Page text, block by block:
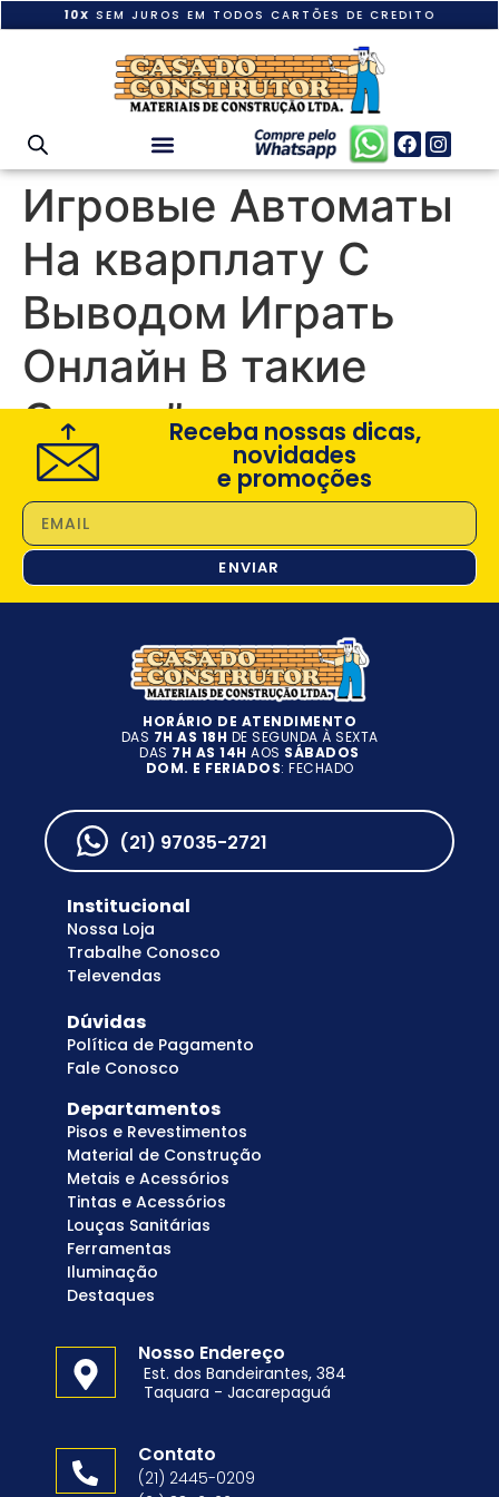
10X SEM JUROS EM TODOS CARTÕES DE CREDITO
Игровые Автоматы
На кварплату С
Выводом Играть
Онлайн В такие
Слоты”Receba nossas dicas,
novidades
e promoções
ENVIAR
HORÁRIO DE ATENDIMENTO
DAS 7H AS 18H DE SEGUNDA À SEXTA
DAS 7H AS 14H AOS SÁBADOS
DOM. E FERIADOS: FECHADO
(21) 97035-2721
Institucional
Nossa Loja
Trabalhe Conosco
Televendas
Dúvidas
Política de Pagamento
Fale Conosco
Departamentos
Pisos e Revestimentos
Material de Construção
Metais e Acessórios
Tintas e Acessórios
Louças Sanitárias
Ferramentas
Iluminação
Destaques
Nosso Endereço
Est. dos Bandeirantes, 384
Taquara - Jacarepaguá
Contato
(21) 2445-0209